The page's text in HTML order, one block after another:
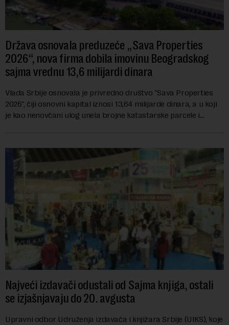
Država osnovala preduzeće „Sava Properties
2026“, nova firma dobila imovinu Beogradskog
sajma vrednu 13,6 milijardi dinara
Vlada Srbije osnovala je privredno društvo "Sava Properties
2026", čiji osnovni kapital iznosi 13,64 milijarde dinara, a u koji
je kao nenovčani ulog unela brojne katastarske parcele i
Najveći izdavači odustali od Sajma knjiga, ostali
se izjašnjavaju do 20. avgusta
Upravni odbor Udruženja izdavača i knjižara Srbije (UIKS), koje